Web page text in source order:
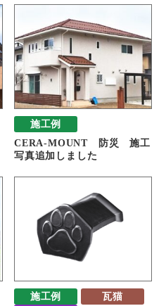
施工例
CERA-MOUNT 防災 施工
写真追加しました
施工例
瓦猫